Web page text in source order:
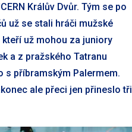
Králův Dvůr. Tým se po
už se stali hráči mužské
už mohou za juniory
a z pražského Tatranu
s příbramským Palermem.
ale přeci jen přineslo tři